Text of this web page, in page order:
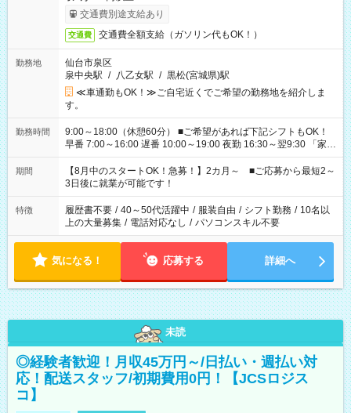
交通費別途支給あり
交通費 交通費全額支給（ガソリン代もOK！）
勤務地
仙台市泉区
泉中央駅 / 八乙女駅 / 黒松(宮城県)駅
≪車通勤もOK！≫ご自宅近くでご希望の勤務地を紹介しま
す。
勤務時間
9:00～18:00（休憩60分） ■ご希望があれば下記シフトもOK！
早番 7:00～16:00 遅番 10:00～19:00 夜勤 16:30～翌9:30 「家族
と休みを合わせたい」 「余裕を持って夕飯の準備がしたい」
「できれば残業はしたくない」 など、ご希望を教えてください
ね。 ※Wワーク希望の方へ 今ご覧のお仕事で希望する勤務時間
と、もう1つのお仕事の勤務時間。 合計で週40時間を超える場
合は応募できません。
期間
【8月中のスタートOK！急募！】2カ月～ ■ご応募から最短2～
3日後に就業が可能です！
特徴 履歴書不要 / 40～50代活躍中 / 服装自由 / シフト勤務 / 10名以
上の大量募集 / 電話対応なし / パソコンスキル不要
気になる！ 応募する 詳細へ
未読
◎経験者歓迎！月収45万円～/日払い・週払い対
応！配送スタッフ/初期費用0円！【JCSロジス
コ】